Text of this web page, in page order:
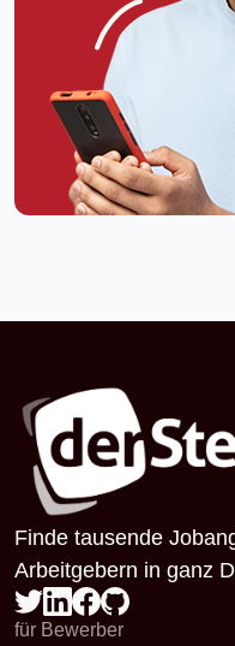
Finde tausende
Arbeitgebern in ganz
für Bewerber